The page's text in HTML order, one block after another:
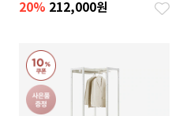
20% 212,000원